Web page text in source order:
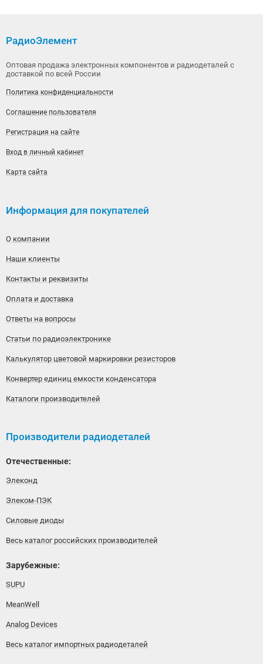
РадиоЭлемент
Оптовая продажа электронных компонентов и радиодеталей с
доставкой по всей России
Политика конфиденциальности
Соглашение пользователя
Регистрация на сайте
Вход в личный кабинет
Карта сайта
Информация для покупателей
О компании
Наши клиенты
Контакты и реквизиты
Оплата и доставка
Ответы на вопросы
Статьи по радиоэлектронике
Калькулятор цветовой маркировки резисторов
Конвертер единиц емкости конденсатора
Каталоги производителей
Производители радиодеталей
Отечественные:
Элеконд
Элеком-ПЭК
Силовые диоды
Весь каталог российских производителей
Зарубежные:
SUPU
MeanWell
Analog Devices
Весь каталог импортных радиодеталей